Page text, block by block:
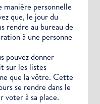
manière personnelle
que, le jour du
rendre au bureau de
à une personne
pouvez donner
sur les listes
que la vôtre. Cette
se rendre dans le
voter à sa place.